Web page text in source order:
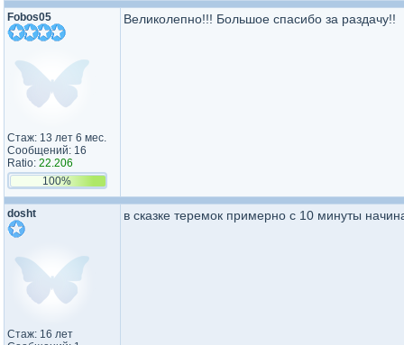
Fobos05
Стаж: 13 лет 6 мес.
Сообщений: 16
Ratio: 22.206
100%
Великолепно!!! Большое спасибо за раздачу!!
dosht
Стаж: 16 лет
в сказке теремок примерно с 10 минуты